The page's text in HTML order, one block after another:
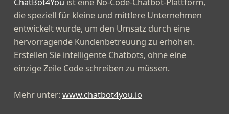
die speziell für kleine und mittlere Unternehmen
entwickelt wurde, um den Umsatz durch eine
hervorragende Kundenbetreuung zu erhöhen.
Erstellen Sie intelligente Chatbots, ohne eine
einzige Zeile Code schreiben zu müssen.
Mehr unter: www.chatbot4you.io